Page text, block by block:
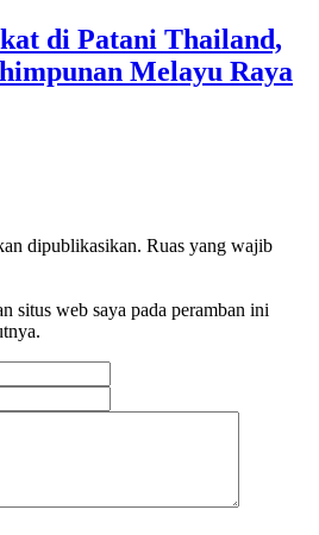
di Patani Thailand,
Melayu Raya
dipublikasikan. Ruas yang wajib
situs web saya pada peramban ini